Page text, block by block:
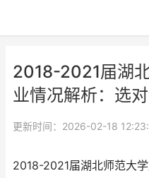
2018-2021届湖
业情况解析：选
更新时间：2026-02-18
2018-2021届湖北师范大